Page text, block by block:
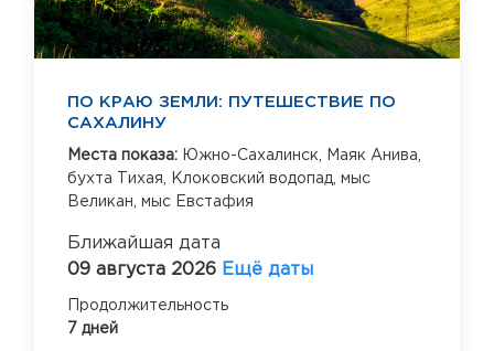
ПО КРАЮ ЗЕМЛИ: ПУТЕШЕСТВИЕ ПО
САХАЛИНУ
Места показа: Южно-Сахалинск,
Маяк Анива,
бухта Тихая,
Клоковский водопад, мыс
Великан, мыс Евстафия
Ближайшая дата
09 августа 2026 Ещё даты
Продолжительность
7 дней